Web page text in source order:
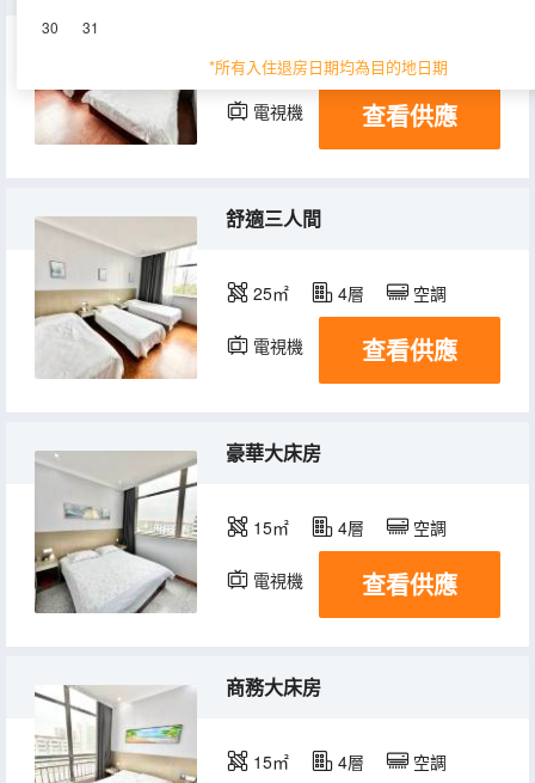
30 31
*所有入住退房日期均為目的地日期
25㎡ 4層 空調
電視機 查看供應
舒適三人間
25㎡ 4層 空調
電視機 查看供應
豪華大床房
15㎡ 4層 空調
電視機 查看供應
商務大床房
15㎡ 4層 空調